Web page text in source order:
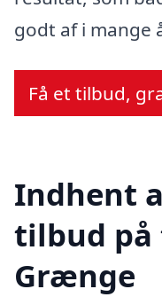
godt af i mange
Få et tilbud,
Indhent
tilbud på
Grænge